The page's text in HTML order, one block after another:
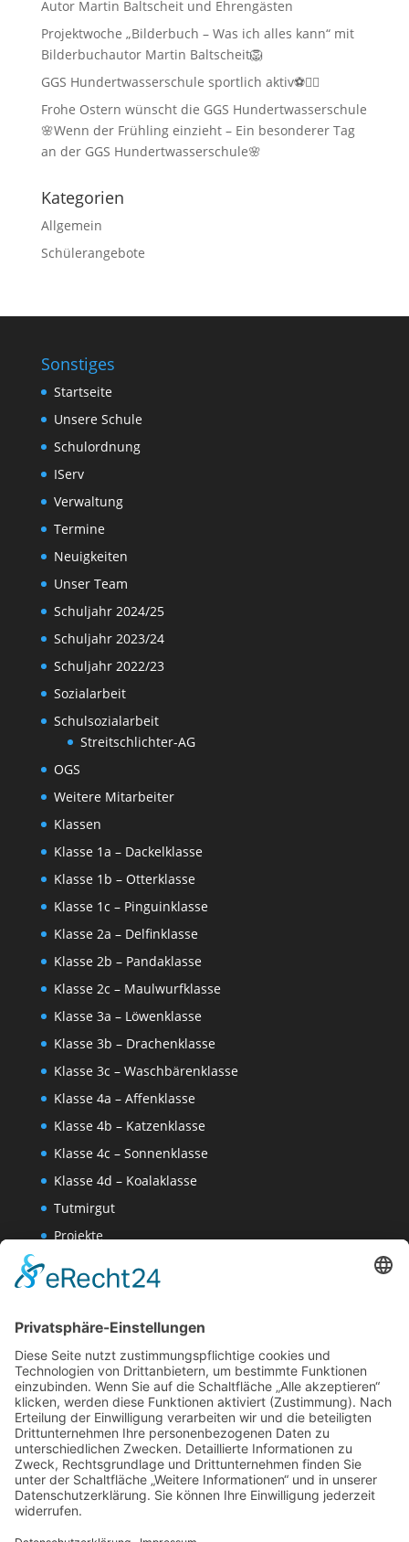
Autor Martin Baltscheit und Ehrengästen
Projektwoche „Bilderbuch – Was ich alles kann“ mit
Bilderbuchautor Martin Baltscheit🦁
GGS Hundertwasserschule sportlich aktiv⚽🏃‍♂️
Frohe Ostern wünscht die GGS Hundertwasserschule
🌸Wenn der Frühling einzieht – Ein besonderer Tag
an der GGS Hundertwasserschule🌸
Kategorien
Allgemein
Schülerangebote
Sonstiges
Startseite
Unsere Schule
Schulordnung
IServ
Verwaltung
Termine
Neuigkeiten
Unser Team
Schuljahr 2024/25
Schuljahr 2023/24
Schuljahr 2022/23
Sozialarbeit
Schulsozialarbeit
Streitschlichter-AG
OGS
Weitere Mitarbeiter
Klassen
Klasse 1a – Dackelklasse
Klasse 1b – Otterklasse
Klasse 1c – Pinguinklasse
Klasse 2a – Delfinklasse
Klasse 2b – Pandaklasse
Klasse 2c – Maulwurfklasse
Klasse 3a – Löwenklasse
Klasse 3b – Drachenklasse
Klasse 3c – Waschbärenklasse
Klasse 4a – Affenklasse
Klasse 4b – Katzenklasse
Klasse 4c – Sonnenklasse
Klasse 4d – Koalaklasse
Tutmirgut
Projekte
Wissenschaften-AG
Datenschutzerklärung
Website Administration